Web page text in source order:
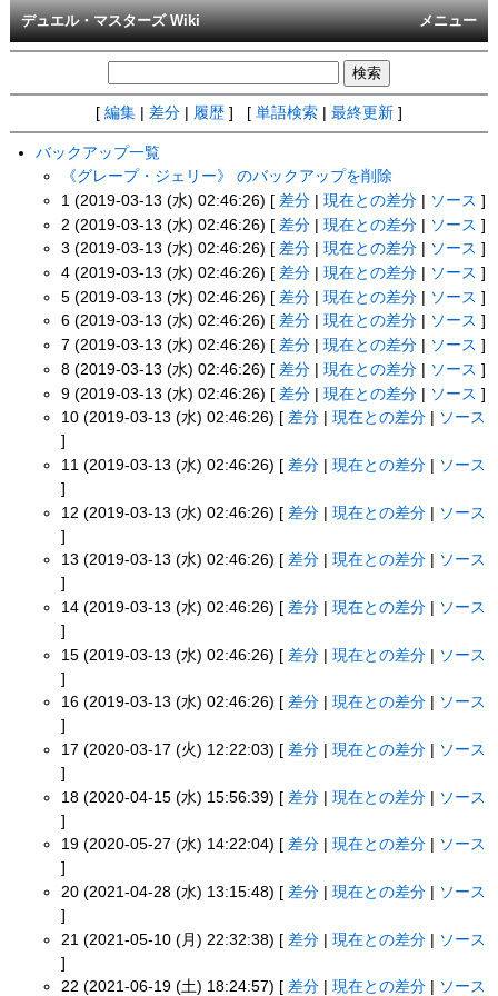
メニュー
デュエル・マスターズ Wiki
[ 編集 差分 履歴 ] [ 単語検索 最終更新 ]
バックアップ一覧
《グレープ・ジェリー》 のバックアップを削除
1 (2019-03-13 (水) 02:46:26) [ 差分 |現在との差分 ソース ]
2 (2019-03-13 (水) 02:46:26) [ 差分 |現在との差分 ソース ]
3 (2019-03-13 (水) 02:46:26) [ 差分 |現在との差分 ソース ]
4 (2019-03-13 (水) 02:46:26) [ 差分 |現在との差分 ソース ]
5 (2019-03-13 (水) 02:46:26) [ 差分 |現在との差分 ソース ]
6 (2019-03-13 (水) 02:46:26) [ 差分 |現在との差分 ソース ]
7 (2019-03-13 (水) 02:46:26) [ 差分 |現在との差分 ソース ]
8 (2019-03-13 (水) 02:46:26) [ 差分 |現在との差分 ソース ]
9 (2019-03-13 (水) 02:46:26) [ 差分 |現在との差分 | ソース ]
10 (2019-03-13 (水) 02:46:26) [ 差分 |現在との差分
ソース
]
11 (2019-03-13 (水) 02:46:26) [ 差分 |現在との差分
ソース
]
12 (2019-03-13 (水) 02:46:26) [ 差分 |現在との差分 | ソース
]
13 (2019-03-13 (水) 02:46:26) [ 差分 |現在との差分
ソース
]
14 (2019-03-13 (水) 02:46:26) [ 差分 |現在との差分
ソース
]
15 (2019-03-13 (水) 02:46:26) [ 差分 |現在との差分 | ソース
]
16 (2019-03-13 (水) 02:46:26) [ 差分 |現在との差分
ソース
]
17 (2020-03-17 (火) 12:22:03) [ 差分 |現在との差分
ソース
]
18 (2020-04-15 (水) 15:56:39) [ 差分 |現在との差分 | ソース
]
19 (2020-05-27 (水) 14:22:04) [ 差分 |現在との差分
ソース
]
20 (2021-04-28 (水) 13:15:48) [ 差分 |現在との差分
ソース
]
21 (2021-05-10 (月) 22:32:38) [ 差分 |現在との差分 | ソース
]
22 (2021-06-19 (土) 18:24:57) [ 差分 |現在との差分 ソース